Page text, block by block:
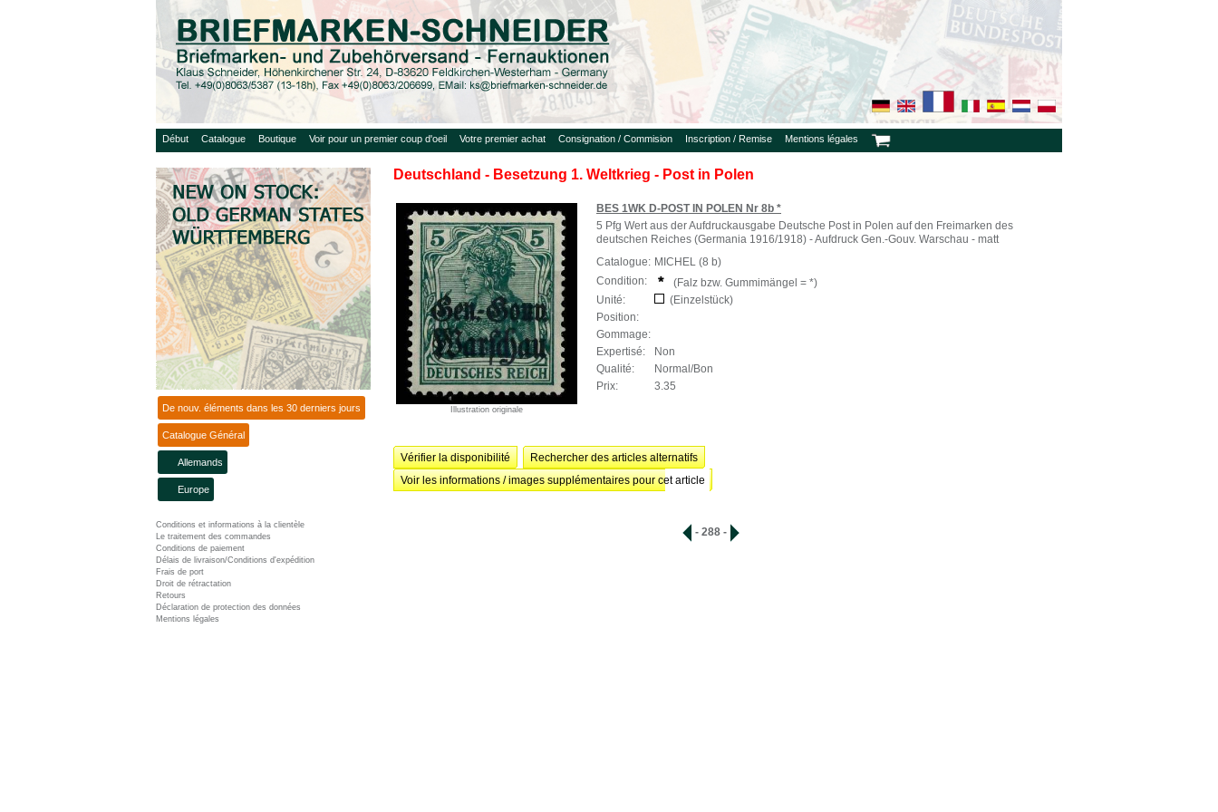
Début Catalogue Boutique Voir pour un premier coup d'oeil Votre premier achat Consignation / Commision Inscription / Remise Mentions légales
De nouv. éléments dans les 30 derniers jours
Catalogue Général
Allemands
Europe
Conditions et informations à la clientèle
Le traitement des commandes
Conditions de paiement
Délais de livraison/Conditions d'expédition
Frais de port
Droit de rétractation
Retours
Déclaration de protection des données
Mentions légales
Deutschland - Besetzung 1. Weltkrieg - Post in Polen
Illustration originale
BES 1WK D-POST IN POLEN Nr 8b *
5 Pfg Wert aus der Aufdruckausgabe Deutsche Post in Polen auf den Freimarken des
deutschen Reiches (Germania 1916/1918) - Aufdruck Gen.-Gouv. Warschau - matt
Catalogue: MICHEL (8 b)
Condition:
(Falz bzw. Gummimängel = *)
Unité:
(Einzelstück)
Position:
Gommage:
Expertisé:
Non
Qualité:
Normal/Bon
Prix:
3.35
Vérifier la disponibilité
Rechercher des articles alternatifs
Voir les informations / images supplémentaires pour cet article
- 288 -